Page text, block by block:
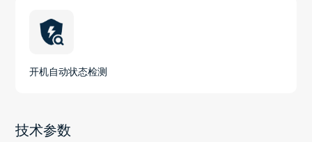
开机自动状态检测
技术参数